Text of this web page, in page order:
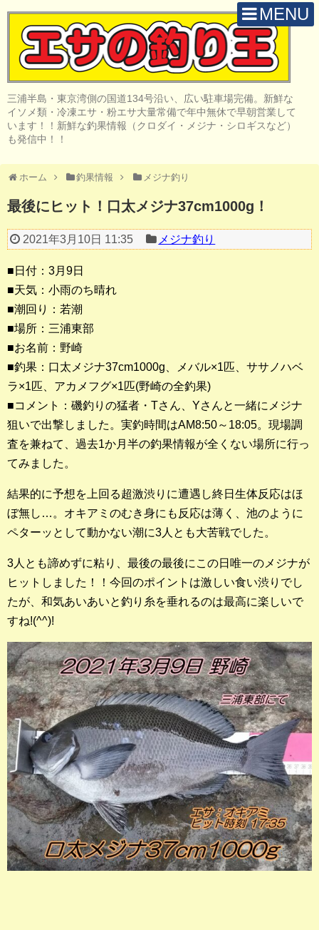
MENU
三浦半島・東京湾側の国道134号沿い、広い駐車場完備。新鮮な
イソメ類・冷凍エサ・粉エサ大量常備で年中無休で早朝営業して
います！！新鮮な釣果情報（クロダイ・メジナ・シロギスなど）
も発信中！！
ホーム 釣果情報 メジナ釣り
最後にヒット！口太メジナ37cm1000g！
2021年3月10日 11:35 メジナ釣り
■日付：3月9日
■天気：小雨のち晴れ
■潮回り：若潮
■場所：三浦東部
■お名前：野崎
■釣果：口太メジナ37cm1000g、メバル×1匹、ササノハベ
ラ×1匹、アカメフグ×1匹(野崎の全釣果)
■コメント：磯釣りの猛者・Tさん、Yさんと一緒にメジナ
狙いで出撃しました。実釣時間はAM8:50～18:05。現場調
査を兼ねて、過去1か月半の釣果情報が全くない場所に行っ
てみました。
結果的に予想を上回る超激渋りに遭遇し終日生体反応はほ
ぼ無し…。オキアミのむき身にも反応は薄く、池のように
ペターッとして動かない潮に3人とも大苦戦でした。
3人とも諦めずに粘り、最後の最後にこの日唯一のメジナが
ヒットしました！！今回のポイントは激しい食い渋りでし
たが、和気あいあいと釣り糸を垂れるのは最高に楽しいで
すね!(^^)!
H O M E
取 扱 商 品
釣 果 情 報
陸っぱりルアー
船・ボート釣り
その他の釣り
釣果ランキング
2023年 クロダイ部門
2023年 メジナ部門
歴代釣果ランキング
クロダイ部門
メジナ部門
シロギス部門
過去の釣果ランキング
ブログ・釣行記
スタッフブログ
店長釣行記
スタッフ釣行記
釣果投稿フォーム
お問い合わせ